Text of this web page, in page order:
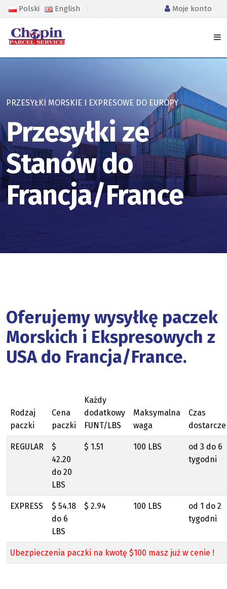
Polski English Moje konto
PRZESYŁKI MORSKIE I EXPRESOWE DO EUROPY
Przesyłki ze
Stanów do
Francja/France
Oferujemy wysyłkę paczek
Morskich i Ekspresowych z
USA do Francja/France.
Rodzaj
paczki
Cena
paczki
Każdy
dodatkowy
FUNT/LBS
Maksymalna
waga
Czas
REGULAR
$
42.20
do 20
LBS
$ 1.51 100 LBS
od 3 do 6
tygodni
EXPRESS
$ 54.18
do 6
LBS
$ 2.94 100 LBS
od 1 do 2
tygodni
Ubezpieczenia paczki na kwotę $100 masz już w cenie !